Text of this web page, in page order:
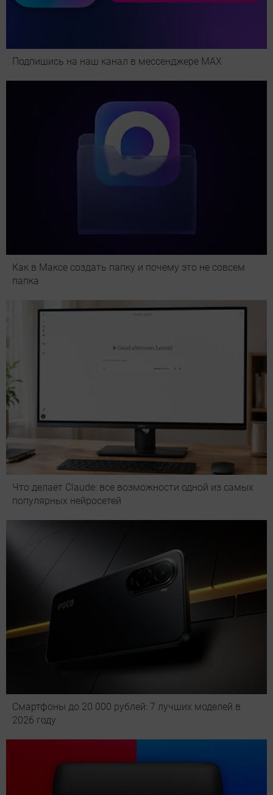
Подпишись на наш канал в мессенджере МАХ
Как в Максе создать папку и почему это не совсем
папка
Что делает Сlaude: все возможности одной из самых
популярных нейросетей
Смартфоны до 20 000 рублей: 7 лучших моделей в
2026 году